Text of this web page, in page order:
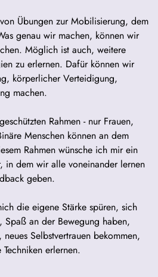
Übungen zur Mobilisierung, dem
genau wir machen, können wir
Möglich ist auch, weitere
zu erlernen. Dafür können wir
körperlicher Verteidigung,
machen.
Rahmen - nur Frauen,
Menschen können an dem
Rahmen wünsche ich mir ein
in dem wir alle voneinander lernen
geben.
die eigene Stärke spüren, sich
Spaß an der Bewegung haben,
Selbstvertrauen bekommen,
erlernen.